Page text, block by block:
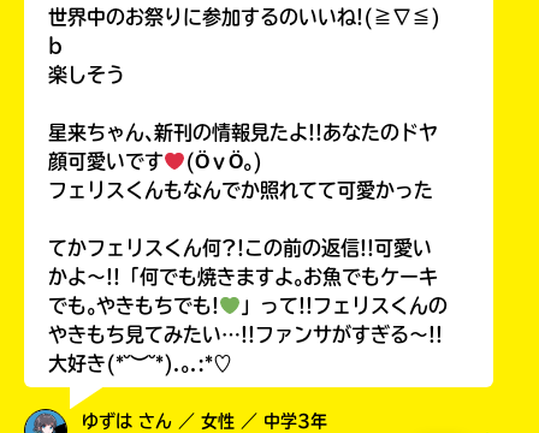
世界中のお祭りに参加するのいいね!(≧∇≦)
b
楽しそう
星来ちゃん､新刊の情報見たよ!!あなたのドヤ
顔可愛いです
(ӦｖӦ｡)
フェリスくんもなんでか照れてて可愛かった
てかフェリスくん何?!この前の返信!!可愛い
かよ〜!!「何でも焼きますよ｡お魚でもケーキ
でも｡やきもちでも!
」って!!フェリスくんの
やきもち見てみたい…!!ファンサがすぎる〜!!
大好き(*˘︶˘*).｡.:*♡
ゆずは さん ／ 女性 ／ 中学3年